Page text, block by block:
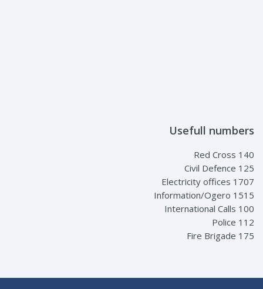
Usefull numbers
Red Cross 140
Civil Defence 125
Electricity offices 1707
Information/Ogero 1515
International Calls 100
Police 112
Fire Brigade 175